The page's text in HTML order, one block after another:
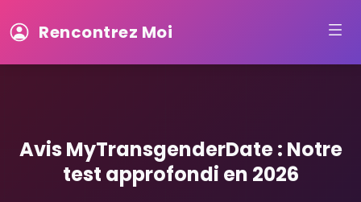
Rencontrez Moi
Avis MyTransgenderDate : Notre
test approfondi en 2026